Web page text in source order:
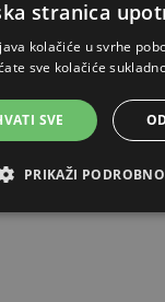
Vodilja
100m
stranica
kolačiće u svrhe
sve kolačiće
SVE
PRIKAŽI